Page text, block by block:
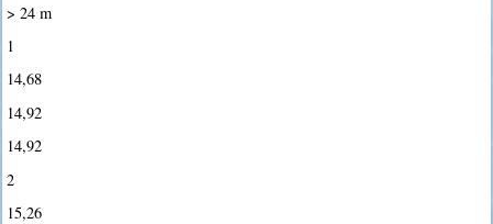
> 24 m
1
14,68
14,92
14,92
2
15,26